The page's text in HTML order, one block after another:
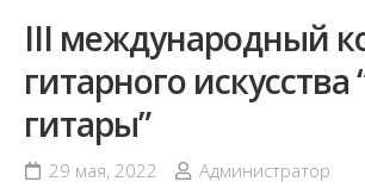
Объявления
Сведения об образовательной
Основные сведения
Структура и органы управления
организацией
III международный
гитарного искусства
гитары”
29 мая, 2022 Администратор